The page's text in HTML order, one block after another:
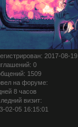
: 2017-08-19
0
1509
на форуме:
8 часов
визит:
02-05 16:15:01